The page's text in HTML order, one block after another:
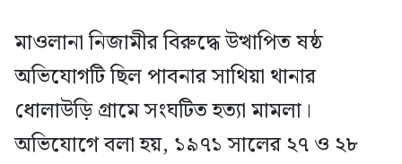
মাওলানা নিজামীর বিরুদ্ধে উত্থাপিত ষষ্ঠ
অভিযোগটি ছিল পাবনার সাথিয়া থানার
ধোলাউড়ি গ্রামে সংঘটিত হত্যা মামলা।
অভিযোগে বলা হয়, ১৯৭১ সালের ২৭ ও ২৮